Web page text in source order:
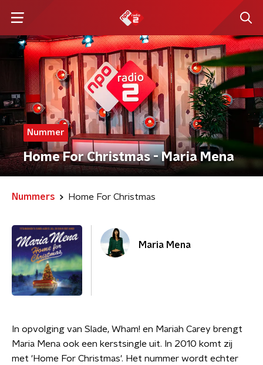
Nummer
Home For Christmas - Maria Mena
Nummers Home For Christmas
Maria Mena
In opvolging van Slade, Wham! en Mariah Carey brengt
Maria Mena ook een kerstsingle uit. In 2010 komt zij
met 'Home For Christmas'. Het nummer wordt echter